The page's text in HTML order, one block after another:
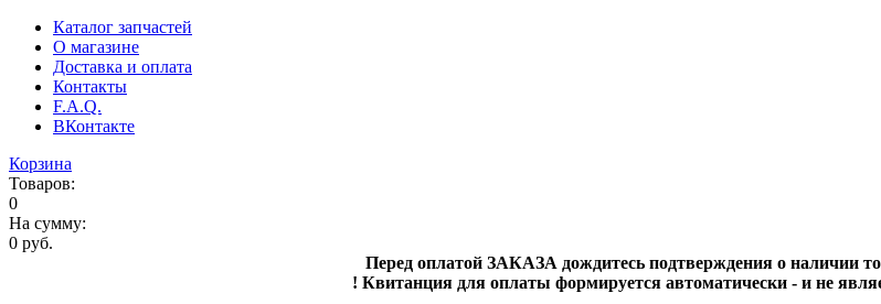
Каталог запчастей
О магазине
Доставка и оплата
Контакты
F.A.Q.
ВКонтакте
Корзина
Товаров:
0
На сумму:
0 руб.
Перед оплатой ЗАКАЗА дождитесь подтверждения о наличии
! Квитанция для оплаты формируется автоматически - и не